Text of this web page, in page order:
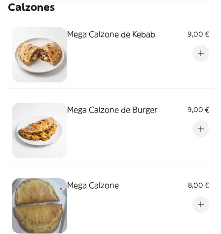
Calzones
Mega Calzone de Kebab 9,00 €
Mega Calzone de Burger 9,00 €
Mega Calzone 8,00 €